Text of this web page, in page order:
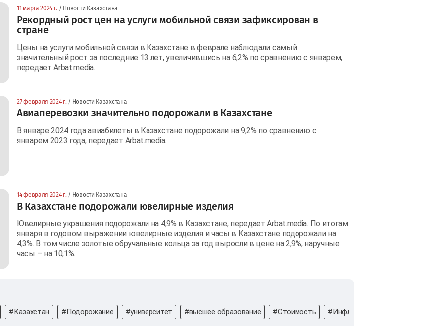
11 марта 2024 г. / Новости Казахстана
Рекордный рост цен на услуги мобильной связи зафиксирован в
стране
Цены на услуги мобильной связи в Казахстане в феврале наблюдали самый
значительный рост за последние 13 лет, увеличившись на 6,2% по сравнению с январем,
передает Arbat.media.
27 февраля 2024 г. / Новости Казахстана
Авиаперевозки значительно подорожали в Казахстане
В январе 2024 года авиабилеты в Казахстане подорожали на 9,2% по сравнению с
январем 2023 года, передает Arbat.media.
14 февраля 2024 г. / Новости Казахстана
В Казахстане подорожали ювелирные изделия
Ювелирные украшения подорожали на 4,9% в Казахстане, передает Arbat.media. По итогам
января в годовом выражении ювелирные изделия и часы в Казахстане подорожали на
4,3%. В том числе золотые обручальные кольца за год выросли в цене на 2,9%, наручные
часы – на 10,1%.
#Казахстан #Подорожание #университет #высшее образование #Стоимость #Инфляция